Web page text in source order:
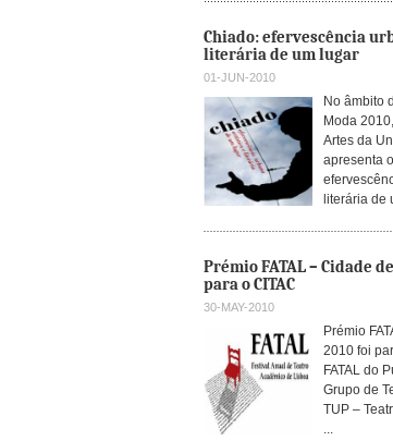
Chiado: efervescência
literária de um lugar
01-JUN-2010
No âmbito
Moda
Artes da
apresenta
literária de
Prémio FATAL – Cidade
para o CITAC
30-MAY-2010
Prémio
2010 foi
FATAL do
Grupo de
TUP –
...